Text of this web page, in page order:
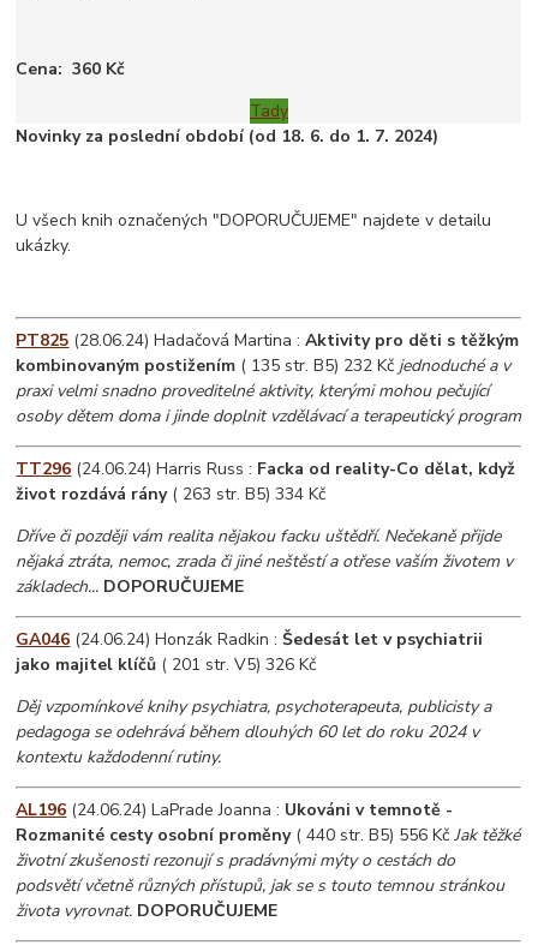
Cena: 360 Kč
Tady
Novinky za poslední období (od 18. 6. do 1. 7. 2024)
U všech knih označených "DOPORUČUJEME" najdete v detailu
ukázky.
PT825 (28.06.24) Hadačová Martina :Aktivity pro děti s těžkým
kombinovaným postižením ( 135 str. B5) 232 Kč jednoduché a v
praxi velmi snadno proveditelné aktivity, kterými mohou pečující
osoby dětem doma i jinde doplnit vzdělávací a terapeutický program
TT296 (24.06.24) Harris Russ : Facka od reality-Co dělat, když
život rozdává rány( 263 str. B5) 334 Kč
Dříve či později vám realita nějakou facku uštědří. Nečekaně přijde
nějaká ztráta, nemoc, zrada či jiné neštěstí a otřese vaším životem v
základech... DOPORUČUJEME
GA046 (24.06.24) Honzák Radkin :Šedesát let v psychiatrii
jako majitel klíčů ( 201 str. V5) 326 Kč
Děj vzpomínkové knihy psychiatra, psychoterapeuta, publicisty a
pedagoga se odehrává během dlouhých 60 let do roku 2024 v
kontextu každodenní rutiny.
AL196 (24.06.24) LaPrade Joanna : Ukováni v temnotě -
Rozmanité cesty osobní proměny( 440 str. B5) 556 KčJak těžké
životní zkušenosti rezonují s pradávnými mýty o cestách do
podsvětí včetně různých přístupů, jak se s touto temnou stránkou
života vyrovnat. DOPORUČUJEME